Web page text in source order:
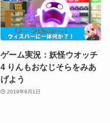
ゲーム実況：妖怪ウオッチ
4 りんもおなじそらをみあ
げよう
2019年9月1日